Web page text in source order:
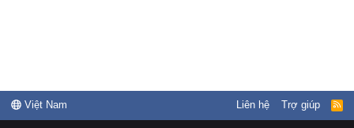
Việt Nam Liên hệ Trợ giúp
R